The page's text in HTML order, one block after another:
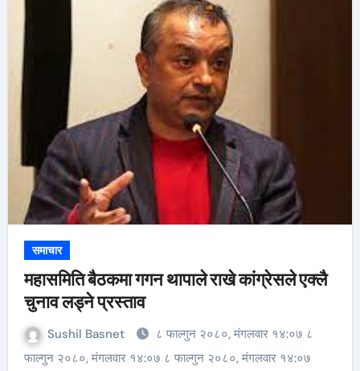
समाचार
महासमिति बैठकमा गगन थापाले राखे कांग्रेसले एक्लै
चुनाव लड्ने प्रस्ताव
Sushil Basnet
८ फाल्गुन २०८०, मंगलवार १४:०७ ८
फाल्गुन २०८०, मंगलवार १४:०७ ८ फाल्गुन २०८०, मंगलवार १४:०७